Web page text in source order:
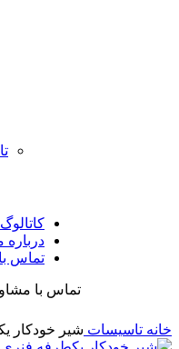
درباره
تماس
تماس با
خانه تاسیسات شیر خودکار یکطرفه